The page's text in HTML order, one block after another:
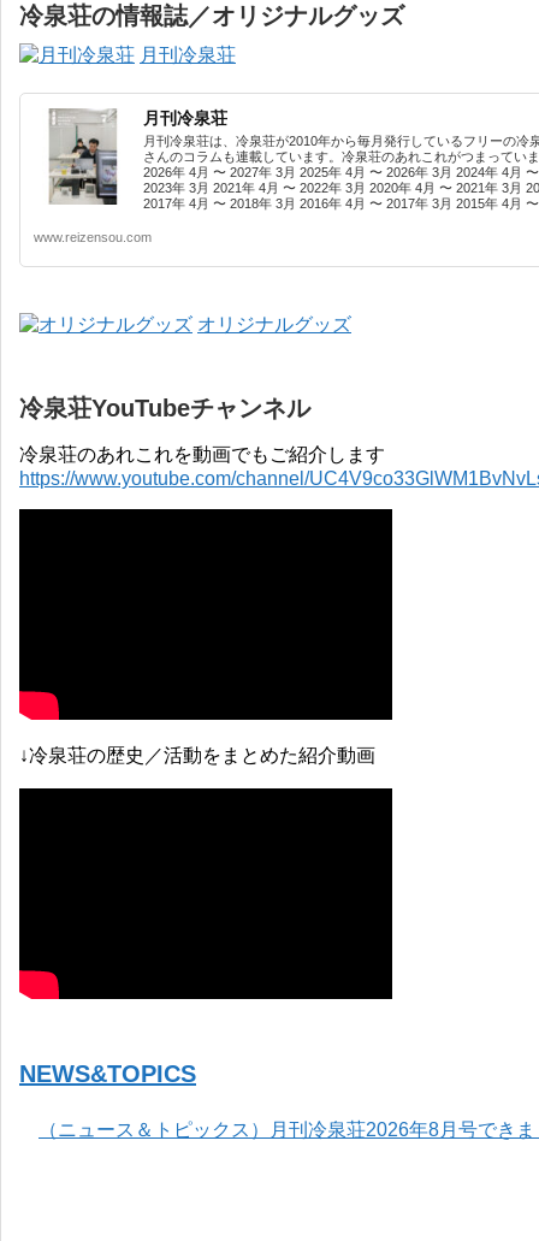
冷泉荘の情報誌／オリジナルグッズ
月刊冷泉荘
月刊冷泉荘
月刊冷泉荘は、冷泉荘が2010年から毎月発行しているフリーの
さんのコラムも連載しています。冷泉荘のあれこれがつまってい
2026年 4月 〜 2027年 3月 2025年 4月 〜 2026年 3月 2024年 4月
2023年 3月 2021年 4月 〜 2022年 3月 2020年 4月 〜 2021年 3月
2017年 4月 〜 2018年 3月 2016年 4月 〜 2017年 3月 2015年 4月
www.reizensou.com
オリジナルグッズ
冷泉荘YouTubeチャンネル
冷泉荘のあれこれを動画でもご紹介します
https://www.youtube.com/channel/
↓冷泉荘の歴史／活動をまとめた紹介動画
NEWS&TOPICS
（ニュース＆トピックス）月刊冷泉荘2026年8月号でき